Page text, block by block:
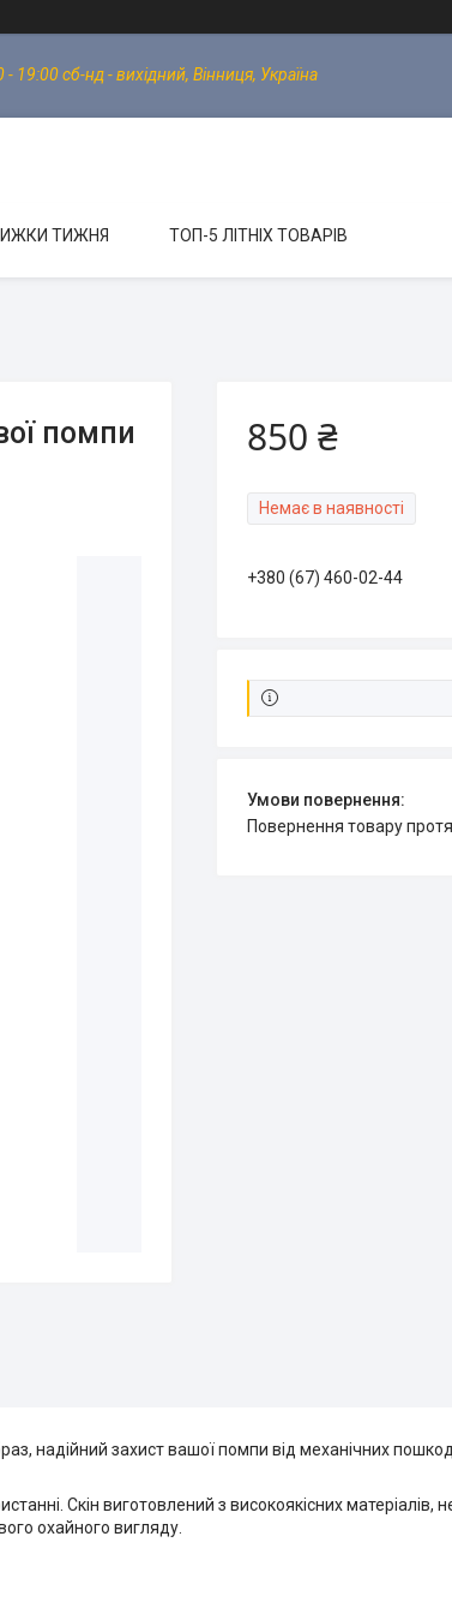
19:00 сб-нд - вихідний, Вінниця, Україна
ТИЖНЯ ТОП-5 ЛІТНІХ ТОВАРІВ
помпи
850 ₴
Немає в наявності
+380 (67) 460-02-44
повернення товару
надійний захист вашої помпи від механічних
Скін виготовлений з високоякісних матеріалів,
охайного вигляду.